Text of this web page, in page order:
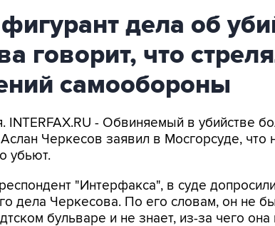
дела об
говорит, что
самообороны
INTERFAX.RU - Обвиняемый в убийстве
Черкесов заявил в Мосгорсуде, что
убьют.
"Интерфакса", в суде
дела Черкесова. По его словам, он не
бульваре и не знает, из-за чего она